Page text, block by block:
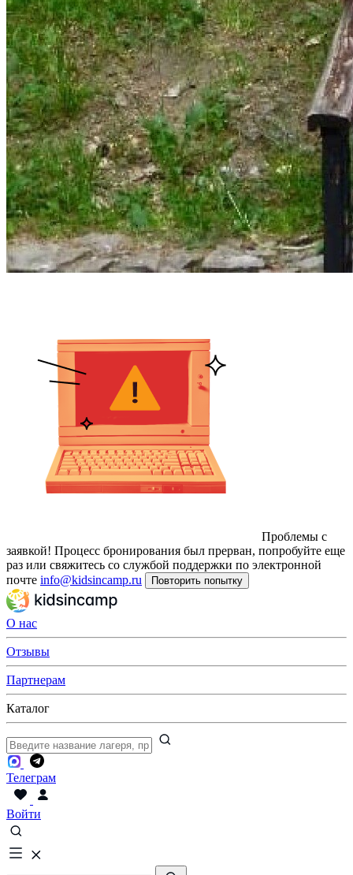
Проблемы с
заявкой! Процесс бронирования был прерван, попробуйте еще
раз или свяжитесь со службой поддержки по электронной
почте info@kidsincamp.ru Повторить попытку
О нас
Отзывы
Партнерам
Каталог
Телеграм
Войти